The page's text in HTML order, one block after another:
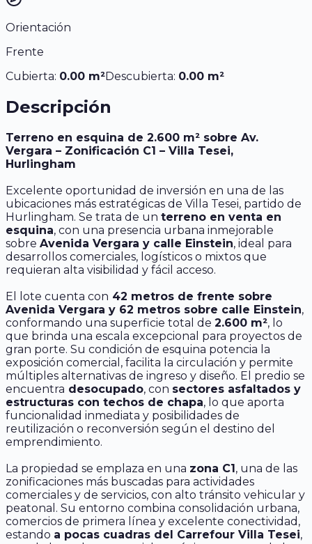
Orientación
Frente
Cubierta: 0.00 m²Descubierta: 0.00 m²
Descripción
Terreno en esquina de 2.600 m² sobre Av.
Vergara – Zonificación C1 – Villa Tesei,
Hurlingham
Excelente oportunidad de inversión en una de las
ubicaciones más estratégicas de Villa Tesei, partido de
Hurlingham. Se trata de un terreno en venta en
esquina, con una presencia urbana inmejorable
sobre Avenida Vergara y calle Einstein, ideal para
desarrollos comerciales, logísticos o mixtos que
requieran alta visibilidad y fácil acceso.
El lote cuenta con 42 metros de frente sobre
Avenida Vergara y 62 metros sobre calle Einstein,
conformando una superficie total de 2.600 m², lo
que brinda una escala excepcional para proyectos de
gran porte. Su condición de esquina potencia la
exposición comercial, facilita la circulación y permite
múltiples alternativas de ingreso y diseño. El predio se
encuentra desocupado, con sectores asfaltados y
estructuras con techos de chapa, lo que aporta
funcionalidad inmediata y posibilidades de
reutilización o reconversión según el destino del
emprendimiento.
La propiedad se emplaza en una zona C1, una de las
zonificaciones más buscadas para actividades
comerciales y de servicios, con alto tránsito vehicular y
peatonal. Su entorno combina consolidación urbana,
comercios de primera línea y excelente conectividad,
estando a pocas cuadras del Carrefour Villa Tesei,